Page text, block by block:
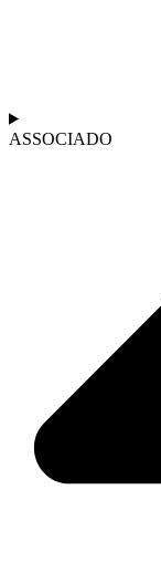
ASSOCIADO